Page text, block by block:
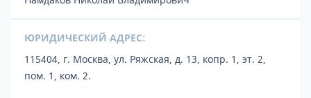
ЮРИДИЧЕСКИЙ АДРЕС:
115404, г. Москва, ул. Ряжская, д. 13, копр. 1, эт. 2,
пом. 1, ком. 2.